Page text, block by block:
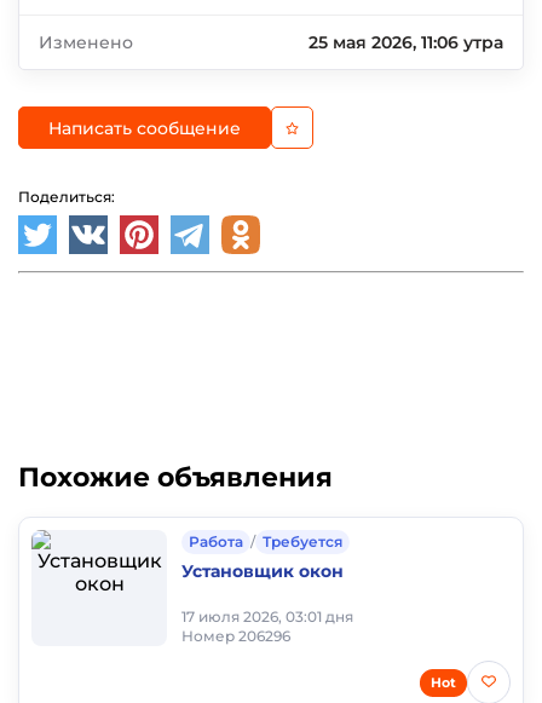
Изменено 25 мая 2026, 11:06 утра
Написать сообщение
Поделиться:
Похожие объявления
Работа / Требуется
Установщик окон
17 июля 2026, 03:01 дня
Номер 206296
Hot